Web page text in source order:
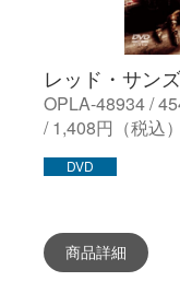
レッド・サン
OPLA-48934 /
/ 1,408円（税込）
DVD
商品詳細